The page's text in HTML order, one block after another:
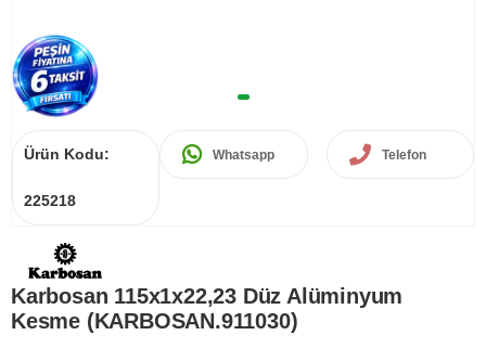
Ürün Kodu:
225218
Whatsapp Telefon
Karbosan 115x1x22,23 Düz Alüminyum
Kesme (KARBOSAN.911030)